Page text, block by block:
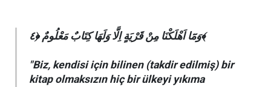
وَمَٓا اَهْلَكْنَا مِنْ قَرْيَةٍ اِلَّا وَلَهَا كِتَابٌ مَعْلُومٌ ﴿٤﴾
"Biz, kendisi için bilinen (takdir edilmiş) bir
kitap olmaksızın hiç bir ülkeyi yıkıma